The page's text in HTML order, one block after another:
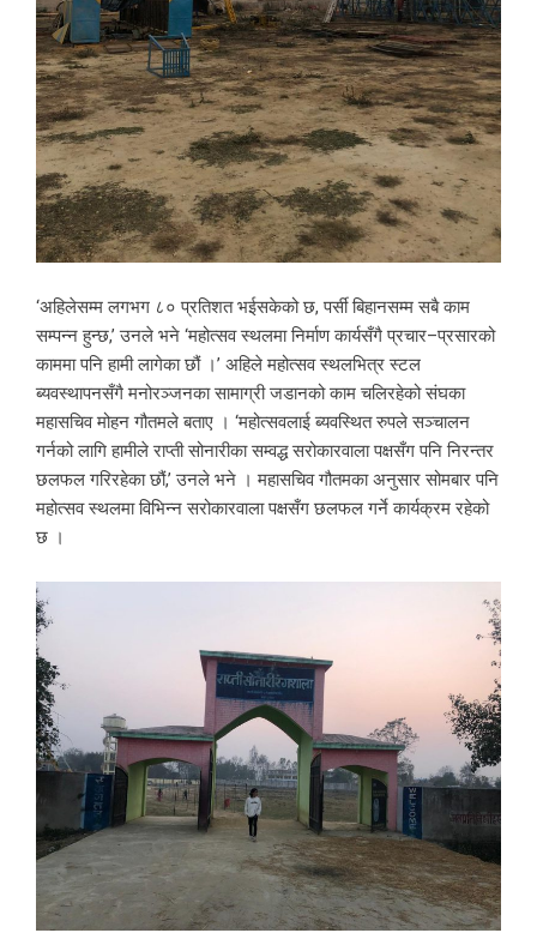
‘अहिलेसम्म लगभग ८० प्रतिशत भईसकेको छ, पर्सी बिहानसम्म सबै काम
सम्पन्न हुन्छ,’ उनले भने ‘महोत्सव स्थलमा निर्माण कार्यसँगै प्रचार–प्रसारको
काममा पनि हामी लागेका छौं ।’ अहिले महोत्सव स्थलभित्र स्टल
ब्यवस्थापनसँगै मनोरञ्जनका सामाग्री जडानको काम चलिरहेको संघका
महासचिव मोहन गौतमले बताए । ‘महोत्सवलाई ब्यवस्थित रुपले सञ्चालन
गर्नको लागि हामीले राप्ती सोनारीका सम्वद्ध सरोकारवाला पक्षसँग पनि निरन्तर
छलफल गरिरहेका छौं,’ उनले भने । महासचिव गौतमका अनुसार सोमबार पनि
महोत्सव स्थलमा विभिन्न सरोकारवाला पक्षसँग छलफल गर्ने कार्यक्रम रहेको
छ ।